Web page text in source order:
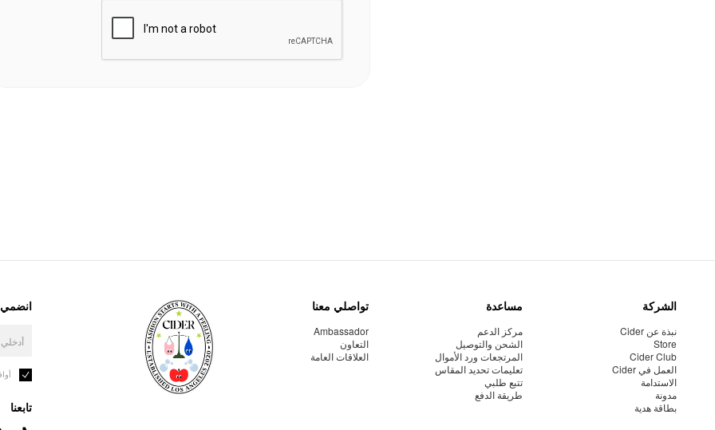
الشركة
نبذة عن Cider
Store
Cider Club
العمل في Cider
الاستدامة
مدونة
بطاقة هدية
مساعدة
مركز الدعم
الشحن والتوصيل
المرتجعات ورد الأموال
تعليمات تحديد المقاس
تتبع طلبي
طريقة الدفع
تواصلي معنا
Ambassador
التعاون
العلاقات العامة
انضمي
تابعنا